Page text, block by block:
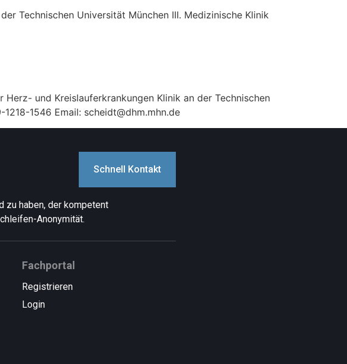
Technischen Universität München III. Medizinische Klinik
und Kreislauferkrankungen Klinik an der Technischen
1546 Email: scheidt@dhm.mhn.de
Schnell Kontakt
zu haben, der kompetent
Anonymität.
Fachportal
Registrieren
Login